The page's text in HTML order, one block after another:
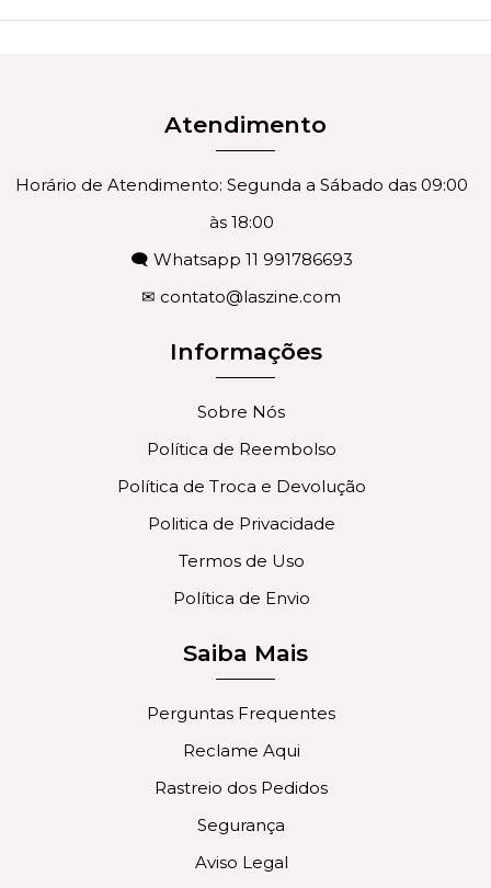
Atendimento
Horário de Atendimento: Segunda a Sábado das 09:00
às 18:00
🗨 Whatsapp 11 991786693
✉ contato@laszine.com
Informações
Sobre Nós
Política de Reembolso
Política de Troca e Devolução
Politica de Privacidade
Termos de Uso
Política de Envio
Saiba Mais
Perguntas Frequentes
Reclame Aqui
Rastreio dos Pedidos
Segurança
Aviso Legal